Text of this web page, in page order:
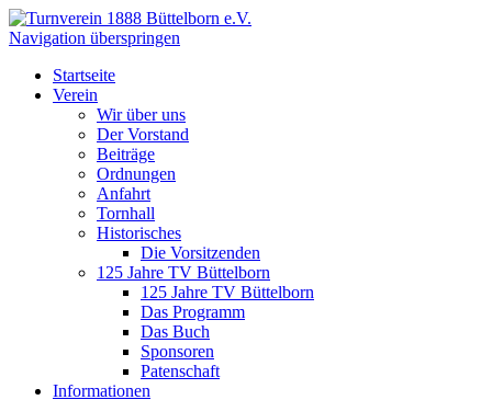
Navigation überspringen
Startseite
Verein
Wir über uns
Der Vorstand
Beiträge
Ordnungen
Anfahrt
Tornhall
Historisches
Die Vorsitzenden
125 Jahre TV Büttelborn
125 Jahre TV Büttelborn
Das Programm
Das Buch
Sponsoren
Patenschaft
Informationen